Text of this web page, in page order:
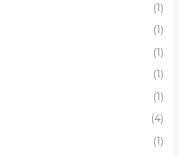
(1)
(1)
(1)
(1)
(1)
(4)
(1)